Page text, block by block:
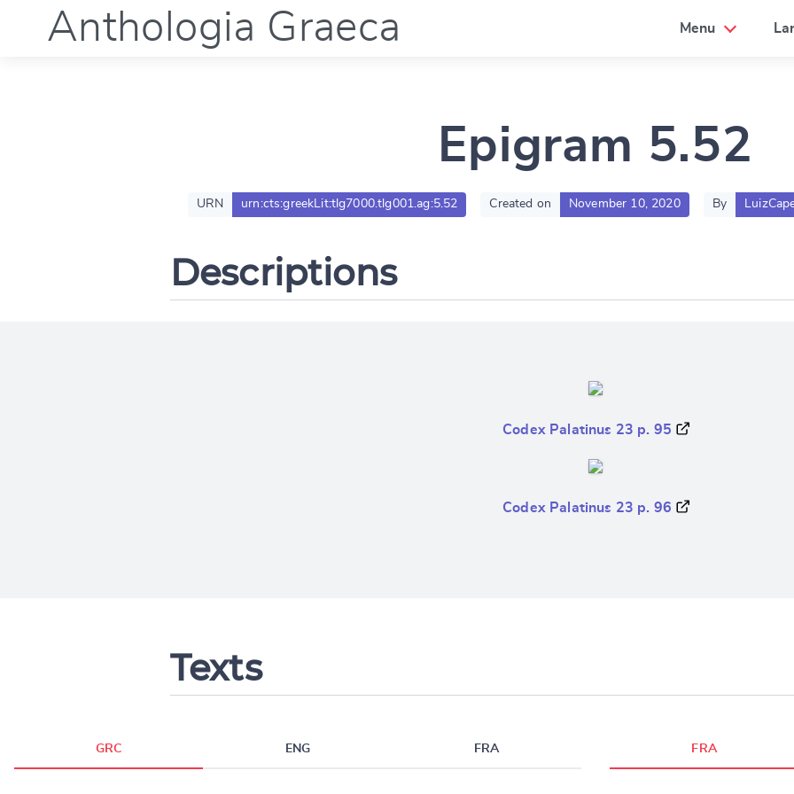
Anthologia Graeca Menu
Epigram 5.52
URN urn:cts:greekLit:tlg7000.tlg001.ag:5.52 Created on November 10, 2020 By
Descriptions
Codex Palatinus 23 p. 95
Codex Palatinus 23 p. 96
Texts
GRC ENG FRA FRA